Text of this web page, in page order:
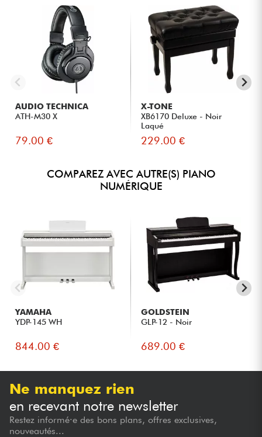
AUDIO TECHNICA
ATH-M30 X
79.00 €
X-TONE
XB6170 Deluxe - Noir
Laqué
229.00 €
COMPAREZ AVEC AUTRE(S) PIANO
NUMÉRIQUE
YAMAHA
YDP-145 WH
844.00 €
GOLDSTEIN
GLP-12 - Noir
689.00 €
Ne manquez rien
en recevant notre newsletter
Restez informé·e des bons plans, offres exclusives,
nouveautés...